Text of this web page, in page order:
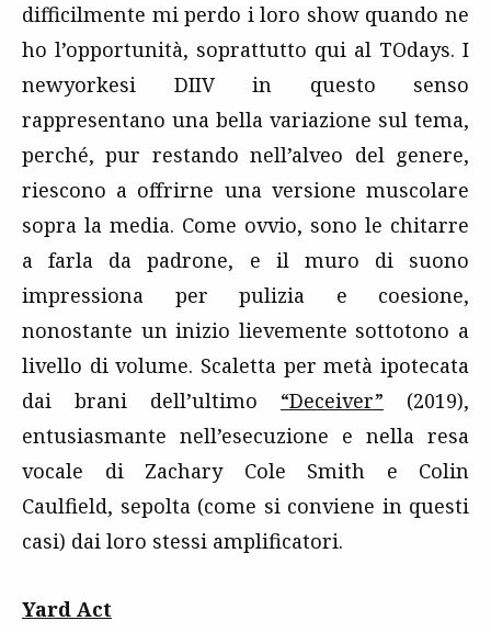
difficilmente mi perdo i loro show quando ne
ho l’opportunità, soprattutto qui al TOdays. I
newyorkesi DIIV in questo senso
rappresentano una bella variazione sul tema,
perché, pur restando nell’alveo del genere,
riescono a offrirne una versione muscolare
sopra la media. Come ovvio, sono le chitarre
a farla da padrone, e il muro di suono
impressiona per pulizia e coesione,
nonostante un inizio lievemente sottotono a
livello di volume. Scaletta per metà ipotecata
dai brani dell’ultimo “Deceiver” (2019),
entusiasmante nell’esecuzione e nella resa
vocale di Zachary Cole Smith e Colin
Caulfield, sepolta (come si conviene in questi
casi) dai loro stessi amplificatori.
Yard Act